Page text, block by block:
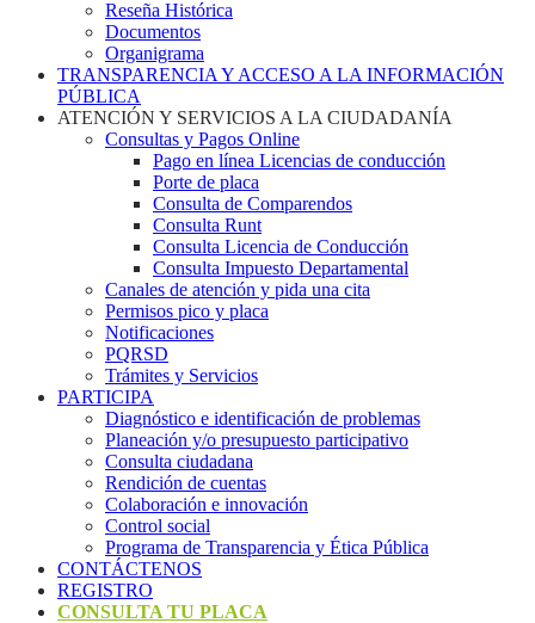
Reseña Histórica
Documentos
Organigrama
TRANSPARENCIA Y ACCESO A LA INFORMACIÓN
PÚBLICA
ATENCIÓN Y SERVICIOS A LA CIUDADANÍA
Consultas y Pagos Online
Pago en línea Licencias de conducción
Porte de placa
Consulta de Comparendos
Consulta Runt
Consulta Licencia de Conducción
Consulta Impuesto Departamental
Canales de atención y pida una cita
Permisos pico y placa
Notificaciones
PQRSD
Trámites y Servicios
PARTICIPA
Diagnóstico e identificación de problemas
Planeación y/o presupuesto participativo​
Consulta ciudadana
Rendición de cuentas
Colaboración e innovación
Control social
Programa de Transparencia y Ética Pública
CONTÁCTENOS
REGISTRO
CONSULTA TU PLACA